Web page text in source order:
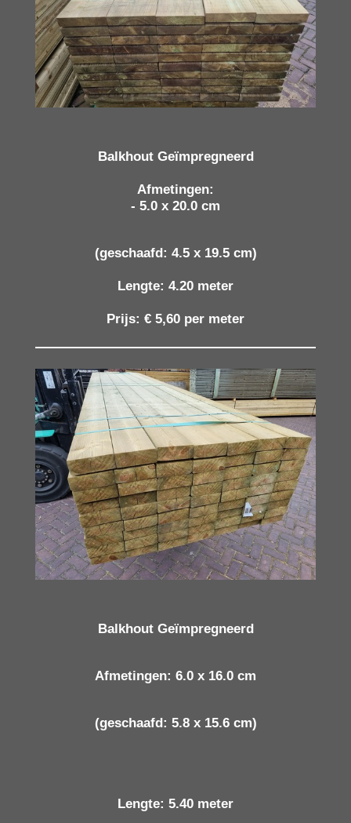
Balkhout Geïmpregneerd
Afmetingen:
- 5.0 x 20.0 cm
(geschaafd: 4.5 x 19.5 cm)
Lengte: 4.20 meter
Prijs: € 5,60 per meter
Balkhout Geïmpregneerd
Afmetingen: 6.0 x 16.0 cm
(geschaafd: 5.8 x 15.6 cm)
Lengte: 5.40 meter